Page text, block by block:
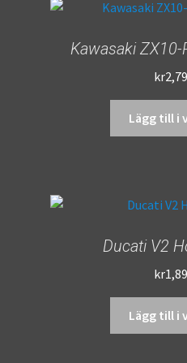
Kawasaki
kr
Lägg till i
Ducati V2
kr
Lägg till i